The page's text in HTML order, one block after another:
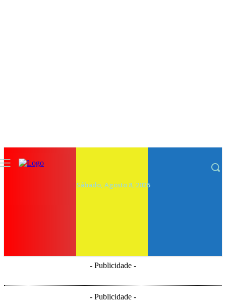
Sábado, Agosto 8, 2026
- Publicidade -
- Publicidade -